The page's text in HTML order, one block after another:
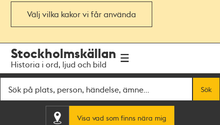
Välj vilka kakor vi får använda
navigationen
huvudinnehållet
Stockholmskällan
Historia i ord, ljud och bild
Sök
Visa vad som finns nära mig